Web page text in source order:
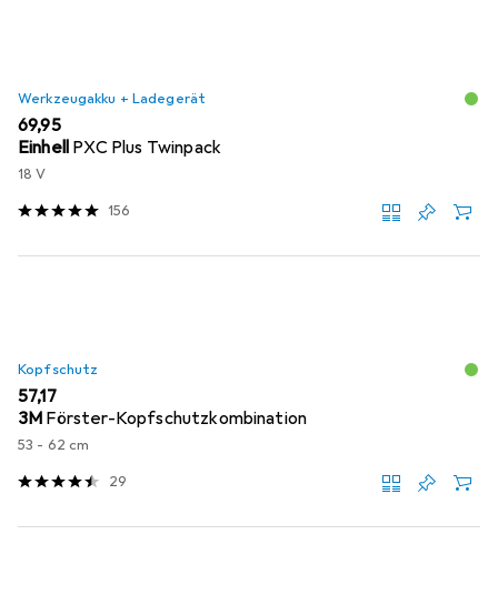
Werkzeugakku + Ladegerät
EUR
69,95
Einhell PXC Plus Twinpack
18 V
156
Kopfschutz
EUR
57,17
3M Förster-Kopfschutzkombination
53 - 62 cm
29